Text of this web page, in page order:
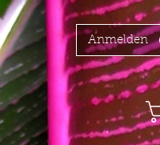
Anmelden